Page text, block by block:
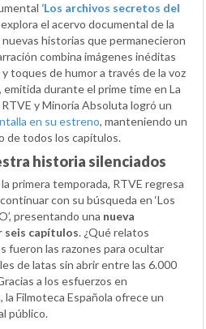
‘Los archivos secretos del
el acervo documental de la
historias que permanecieron
combina imágenes inéditas
toques de humor a través de la voz
emitida durante el prime time en La
y Minoría Absoluta logró un
en su estreno, manteniendo un
de todos los capítulos.
historia silenciados
primera temporada, RTVE regresa
con su búsqueda en ‘Los
presentando una nueva
seis capítulos. ¿Qué relatos
fueron las razones para ocultar
de latas sin abrir entre las 6.000
a los esfuerzos en
Filmoteca Española ofrece un
público.